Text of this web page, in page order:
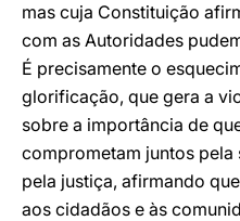
mas cuja Constituição
com as Autoridades
É precisamente o
glorificação, que gera a
sobre a importância de
comprometam juntos
pela justiça, afirmando
aos cidadãos e às